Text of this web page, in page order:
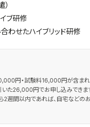
ブ研修
わせたハイブリッド研修
円・試験料16,000円が含ま
いた26,000円でお申し込みできま
2週間以内であれば、自宅などの